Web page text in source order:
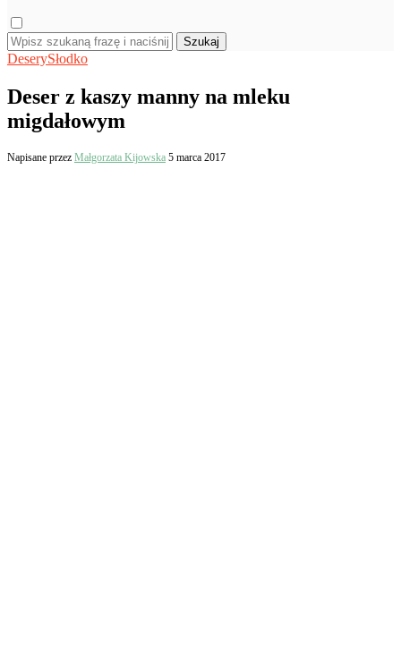
Szukaj
DeserySłodko
Deser z kaszy manny na mleku
migdałowym
Napisane przez Małgorzata Kijowska 5 marca 2017